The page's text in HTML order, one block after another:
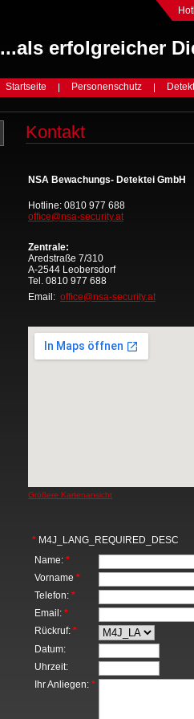
...als erfolgreicher
Startseite Personenschutz
Kontakt
NSA Bewachungs- Detektei GmbH
Hotline: 0810 977 688
office@nsa-security.at
Zentrale:
Aredstraße 7/310
A-2544 Leobersdorf
Tel. 0810 977 688
Email: office@nsa-security.at
Größere Kartenansicht